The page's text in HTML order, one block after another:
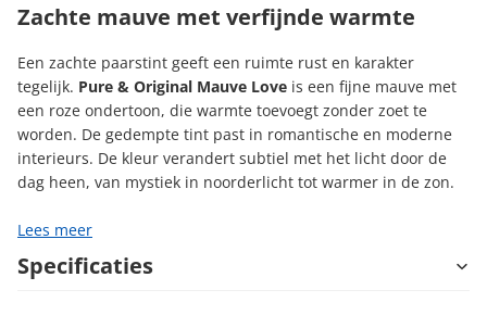
Lees meer
Zachte mauve met verfijnde warmte
Een zachte paarstint geeft een ruimte rust en karakter
tegelijk. Pure & Original Mauve Love is een fijne mauve met
een roze ondertoon, die warmte toevoegt zonder zoet te
worden. De gedempte tint past in romantische en moderne
interieurs. De kleur verandert subtiel met het licht door de
dag heen, van mystiek in noorderlicht tot warmer in de zon.
Specificaties